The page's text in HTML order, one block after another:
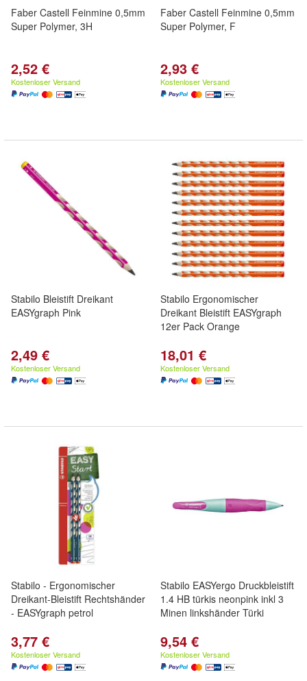
Faber Castell Feinmine 0,5mm
Super Polymer, 3H
2,52 €
Kostenloser Versand
Faber Castell Feinmine 0,5mm
Super Polymer, F
2,93 €
Kostenloser Versand
Stabilo Bleistift Dreikant
EASYgraph Pink
2,49 €
Kostenloser Versand
Stabilo Ergonomischer
Dreikant Bleistift EASYgraph
12er Pack Orange
18,01 €
Kostenloser Versand
Stabilo - Ergonomischer
Dreikant-Bleistift Rechtshänder
- EASYgraph petrol
3,77 €
Kostenloser Versand
Stabilo EASYergo Druckbleistift
1.4 HB türkis neonpink inkl 3
Minen linkshänder Türki
9,54 €
Kostenloser Versand